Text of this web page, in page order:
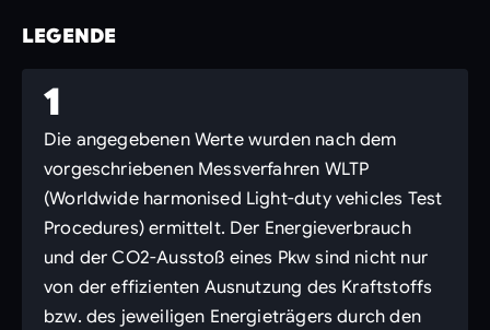
LEGENDE
1
Die angegebenen Werte wurden nach dem
vorgeschriebenen Messverfahren WLTP
(Worldwide harmonised Light-duty vehicles Test
Procedures) ermittelt. Der Energieverbrauch
und der CO2-Ausstoß eines Pkw sind nicht nur
von der effizienten Ausnutzung des Kraftstoffs
bzw. des jeweiligen Energieträgers durch den